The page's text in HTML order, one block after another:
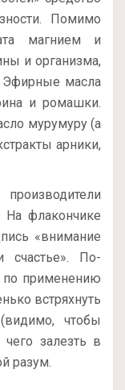
Помимо
магнием и
и организма,
Эфирные масла
и ромашки.
мурумуру (а
арники,
флакончике
«внимание
счастье». По-
по применению
встряхнуть
чтобы
чего залезть в
разум.